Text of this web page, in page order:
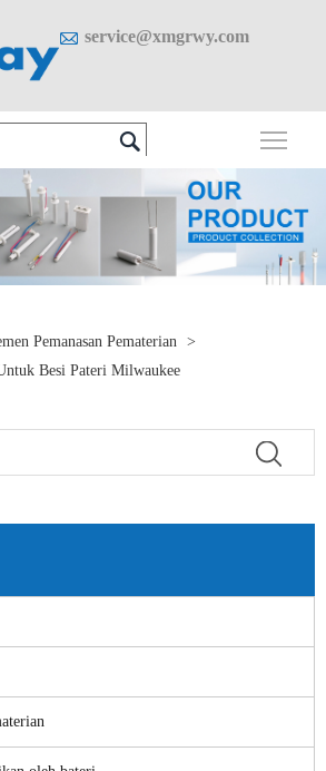
 service@xmgrwy.com

Pemanasan Pematerian
>
Besi Pateri Milwaukee